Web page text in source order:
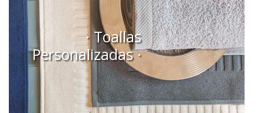
· Toallas
Personalizadas ·